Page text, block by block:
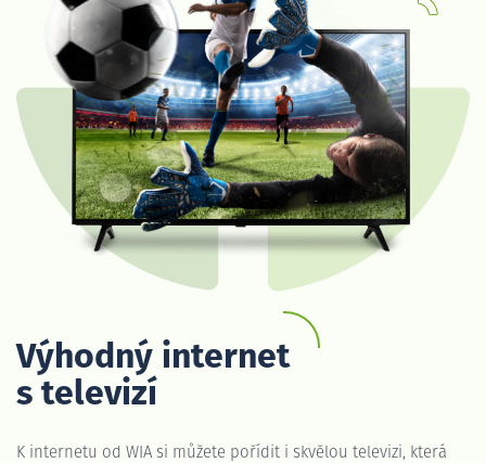
Výhodný internet
s televizí
K internetu od WIA si můžete pořídit i skvělou televizi, která